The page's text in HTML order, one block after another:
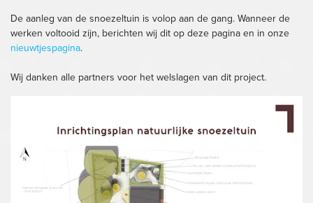
De aanleg van de snoezeltuin is volop aan de gang. Wanneer de
werken voltooid zijn, berichten wij dit op deze pagina en in onze
nieuwtjespagina.
Wij danken alle partners voor het welslagen van dit project.